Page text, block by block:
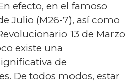
efecto, en el famoso
Julio (M26-7), así como
13 de Marzo
existe una
de
De todos modos, estar